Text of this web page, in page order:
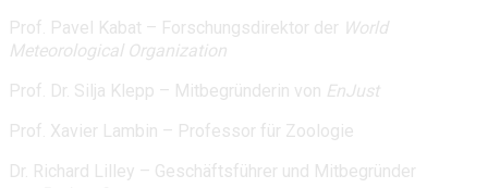
Prof. Pavel Kabat – Forschungsdirektor der World
Meteorological Organization
Prof. Dr. Silja Klepp – Mitbegründerin von EnJust
Prof. Xavier Lambin – Professor für Zoologie
Dr. Richard Lilley – Geschäftsführer und Mitbegründer